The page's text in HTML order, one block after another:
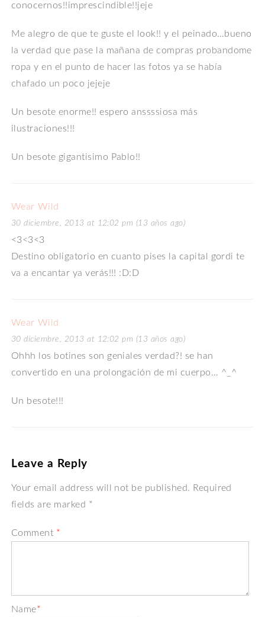
conocernos!!imprescindible!!jeje
Me alegro de que te guste el look!! y el peinado…bueno
la verdad que pase la mañana de compras probandome
ropa y en el punto de hacer las fotos ya se había
chafado un poco jejeje
Un besote enorme!! espero anssssiosa más
ilustraciones!!!
Un besote gigantisimo Pablo!!
Wear Wild
30 diciembre, 2013 at 12:02 pm (13 años ago)
<3<3<3
Destino obligatorio en cuanto pises la capital gordi te
va a encantar ya verás!!! :D:D
Wear Wild
30 diciembre, 2013 at 12:02 pm (13 años ago)
Ohhh los botines son geniales verdad?! se han
convertido en una prolongación de mi cuerpo… ^_^
Un besote!!!
Leave a Reply
Your email address will not be published. Required
fields are marked *
Comment *
Name*